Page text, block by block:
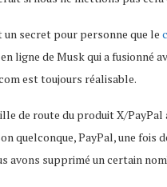
un secret pour personne que le
ligne de Musk qui a fusionné
est toujours réalisable.
de route du produit X/
quelconque, PayPal, une fois
avons supprimé un certain